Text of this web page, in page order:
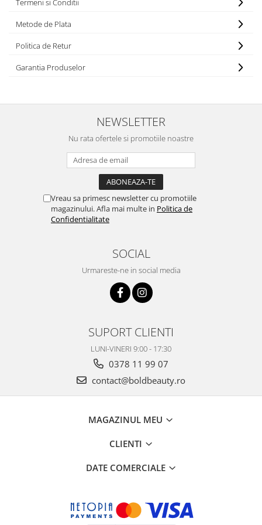
Termeni si Conditii
Metode de Plata
Politica de Retur
Garantia Produselor
NEWSLETTER
Nu rata ofertele si promotiile noastre
Vreau sa primesc newsletter cu promotiile
magazinului. Afla mai multe in Politica de
Confidentialitate
SOCIAL
Urmareste-ne in social media
SUPORT CLIENTI
LUNI-VINERI 9:00 - 17:30
0378 11 99 07
contact@boldbeauty.ro
MAGAZINUL MEU
CLIENTI
DATE COMERCIALE